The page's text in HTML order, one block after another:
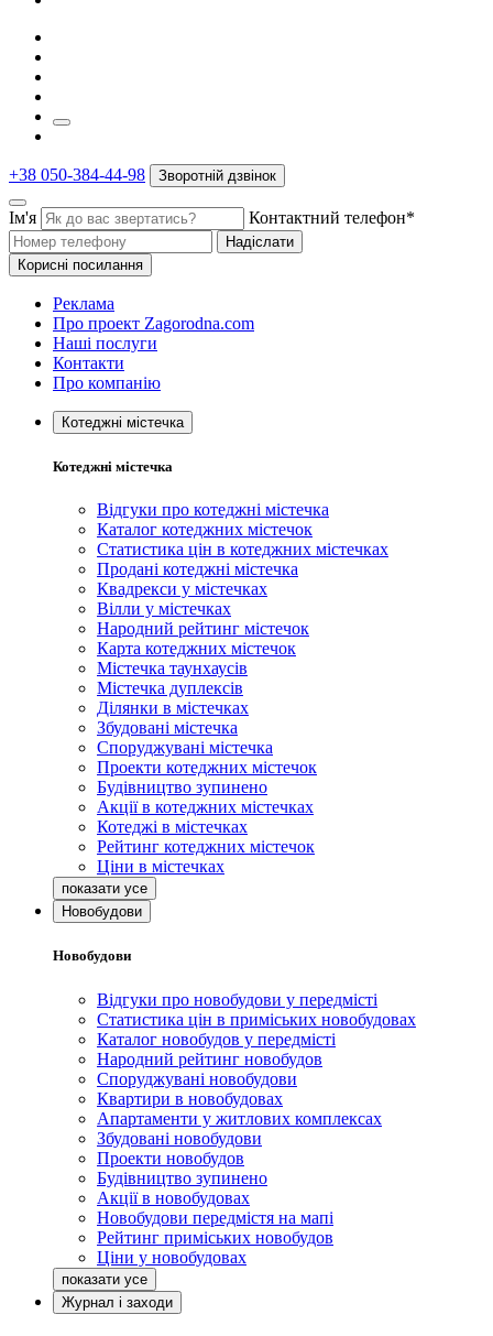
+38 050-384-44-98 Зворотній дзвінок
Ім'я Контактний телефон*
Надіслати
Корисні посилання
Реклама
Про проект Zagorodna.com
Наші послуги
Контакти
Про компанію
Котеджні містечка
Котеджні містечка
Відгуки про котеджні містечка
Каталог котеджних містечок
Статистика цін в котеджних містечках
Продані котеджні містечка
Квадрекси у містечках
Вілли у містечках
Народний рейтинг містечок
Карта котеджних містечок
Містечка таунхаусів
Містечка дуплексів
Ділянки в містечках
Збудовані містечка
Споруджувані містечка
Проекти котеджних містечок
Будівництво зупинено
Акції в котеджних містечках
Котеджі в містечках
Рейтинг котеджних містечок
Ціни в містечках
Новобудови
Новобудови
Відгуки про новобудови у передмісті
Статистика цін в приміських новобудовах
Каталог новобудов у передмісті
Народний рейтинг новобудов
Споруджувані новобудови
Квартири в новобудовах
Апартаменти у житлових комплексах
Збудовані новобудови
Проекти новобудов
Будівництво зупинено
Акції в новобудовах
Новобудови передмістя на мапі
Рейтинг приміських новобудов
Ціни у новобудовах
Журнал і заходи